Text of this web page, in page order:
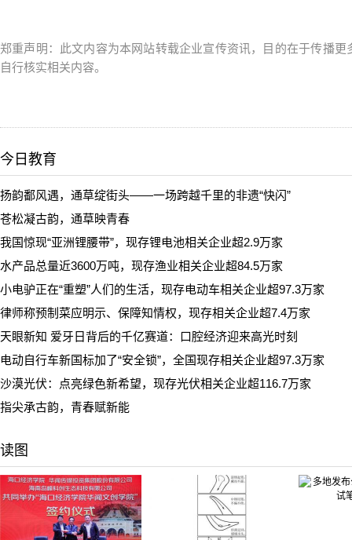
郑重声明：此文内容为本网站转载企业宣传资讯，目的在于传播
自行核实相关内容。
今日教育
扬韵鄱风遇，通草绽街头——一场跨越千里的非遗“快闪”
苍松凝古韵，通草映青春
我国惊现“亚洲锂腰带”，现存锂电池相关企业超2.9万家
水产品总量近3600万吨，现存渔业相关企业超84.5万家
小电驴正在“重塑”人们的生活，现存电动车相关企业超97.3万家
律师称预制菜应明示、保障知情权，现存相关企业超7.4万家
天眼新知 爱牙日背后的千亿赛道：口腔经济迎来高光时刻
电动自行车新国标加了“安全锁”，全国现存相关企业超97.3万家
沙漠光伏：点亮绿色新希望，现存光伏相关企业超116.7万家
指尖承古韵，青春赋新能
读图